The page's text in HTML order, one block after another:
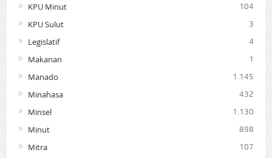
KPU Minut 104
KPU Sulut 3
Legislatif 4
Makanan 1
Manado 1.145
Minahasa 432
Minsel 1.130
Minut 898
Mitra 107